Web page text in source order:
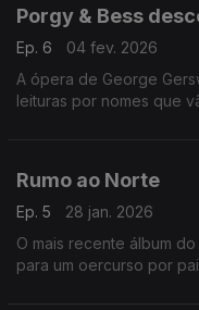
Porgy & Bess
Ep. 6
04 fev. 2026
A ópera de George
leituras por nomes que
Rumo ao Norte
Ep. 5
28 jan. 2026
O mais recente álbum
para um oercurso por